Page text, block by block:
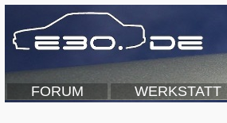
FORUM WERKSTATT